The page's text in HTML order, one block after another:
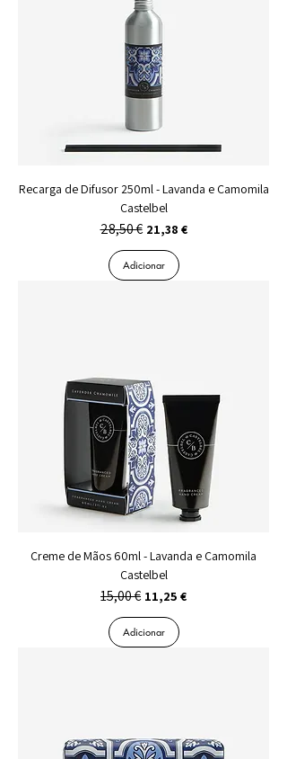
Recarga de Difusor 250ml - Lavanda e Camomila
Castelbel
Preço normal
28,50 € Preço promocional
21,38 €
Adicionar
Creme de Mãos 60ml - Lavanda e Camomila
Castelbel
Preço normal
15,00 € Preço promocional
11,25 €
Adicionar